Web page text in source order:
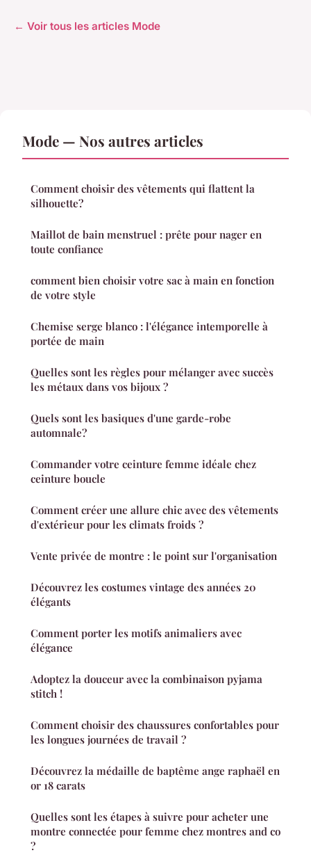
← Voir tous les articles Mode
Mode — Nos autres articles
Comment choisir des vêtements qui flattent la
silhouette?
Maillot de bain menstruel : prête pour nager en
toute confiance
comment bien choisir votre sac à main en fonction
de votre style
Chemise serge blanco : l'élégance intemporelle à
portée de main
Quelles sont les règles pour mélanger avec succès
les métaux dans vos bijoux ?
Quels sont les basiques d'une garde-robe
automnale?
Commander votre ceinture femme idéale chez
ceinture boucle
Comment créer une allure chic avec des vêtements
d'extérieur pour les climats froids ?
Vente privée de montre : le point sur l'organisation
Découvrez les costumes vintage des années 20
élégants
Comment porter les motifs animaliers avec
élégance
Adoptez la douceur avec la combinaison pyjama
stitch !
Comment choisir des chaussures confortables pour
les longues journées de travail ?
Découvrez la médaille de baptême ange raphaël en
or 18 carats
Quelles sont les étapes à suivre pour acheter une
montre connectée pour femme chez montres and co
?